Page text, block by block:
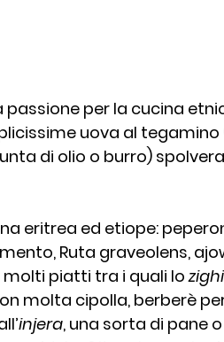
passione per la cucina
uova al
di olio o burro)
eritrea ed etiope:
Ruta graveolens,
molti piatti tra i quali lo
molta cipolla, berberè
injera, una sorta di pane